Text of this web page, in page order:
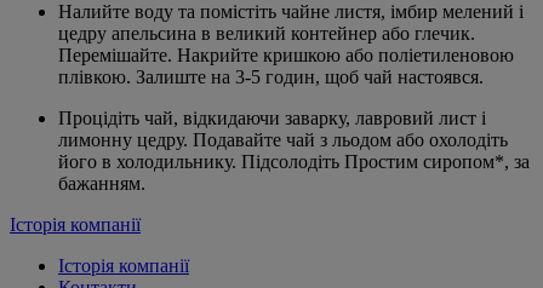
Налийте воду та помістіть чайне листя, імбир мелений і
цедру апельсина в великий контейнер або глечик.
Перемішайте. Накрийте кришкою або поліетиленовою
плівкою. Залиште на 3-5 годин, щоб чай настоявся.
Процідіть чай, відкидаючи заварку, лавровий лист і
лимонну цедру. Подавайте чай з льодом або охолодіть
його в холодильнику. Підсолодіть Простим сиропом*, за
бажанням.
Історія компанії
Історія компанії